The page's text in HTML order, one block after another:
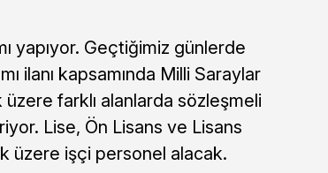
yapıyor. Geçtiğimiz günlerde
ilanı kapsamında Milli Saraylar
farklı alanlarda sözleşmeli
Lise, Ön Lisans ve Lisans
üzere işçi personel alacak.